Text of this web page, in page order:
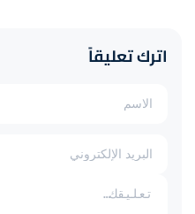
اترك تعليقاً